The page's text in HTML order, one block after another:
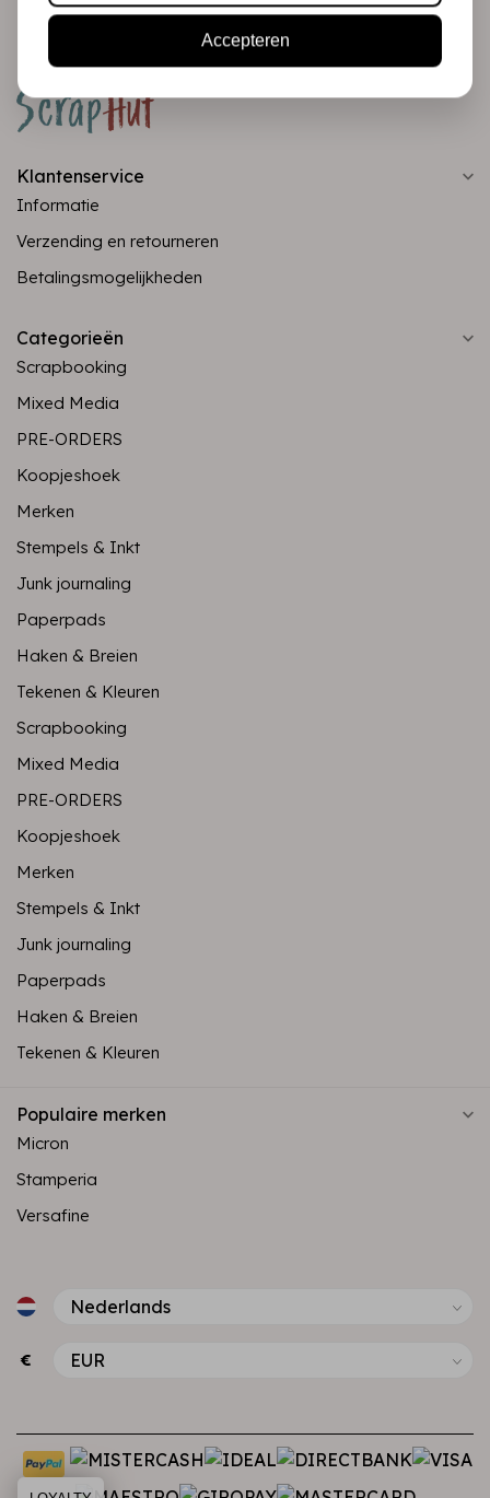
Klantenservice
Informatie
Verzending en retourneren
Betalingsmogelijkheden
Categorieën
Scrapbooking
Mixed Media
PRE-ORDERS
Koopjeshoek
Merken
Stempels & Inkt
Junk journaling
Paperpads
Haken & Breien
Tekenen & Kleuren
Scrapbooking
Mixed Media
PRE-ORDERS
Koopjeshoek
Merken
Stempels & Inkt
Junk journaling
Paperpads
Haken & Breien
Tekenen & Kleuren
Populaire merken
Micron
Stamperia
Versafine
€
Accepteren